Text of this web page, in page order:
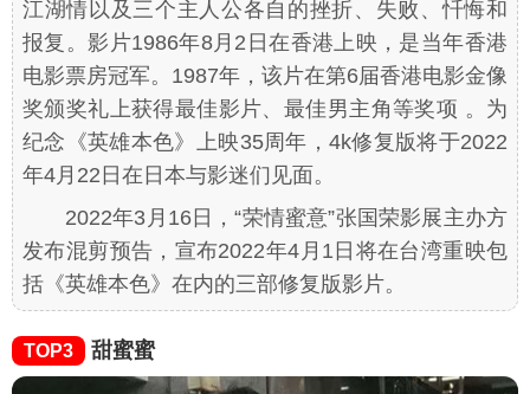
江湖情以及三个主人公各自的挫折、失败、忏悔和
报复。影片1986年8月2日在香港上映，是当年香港
电影票房冠军。1987年，该片在第6届香港电影金像
奖颁奖礼上获得最佳影片、最佳男主角等奖项 。为
纪念《英雄本色》上映35周年，4k修复版将于2022
年4月22日在日本与影迷们见面。
2022年3月16日，“荣情蜜意”张国荣影展主办方
发布混剪预告，宣布2022年4月1日将在台湾重映包
括《英雄本色》在内的三部修复版影片。
TOP3 甜蜜蜜